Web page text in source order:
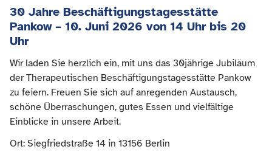
30 Jahre Beschäftigungstagesstätte
Pankow – 10. Juni 2026 von 14 Uhr bis 20
Uhr
Wir laden Sie herzlich ein, mit uns das 30jährige Jubiläum
der Therapeutischen Beschäftigungstagesstätte Pankow
zu feiern. Freuen Sie sich auf anregenden Austausch,
schöne Überraschungen, gutes Essen und vielfältige
Einblicke in unsere Arbeit.
Ort: Siegfriedstraße 14 in 13156 Berlin